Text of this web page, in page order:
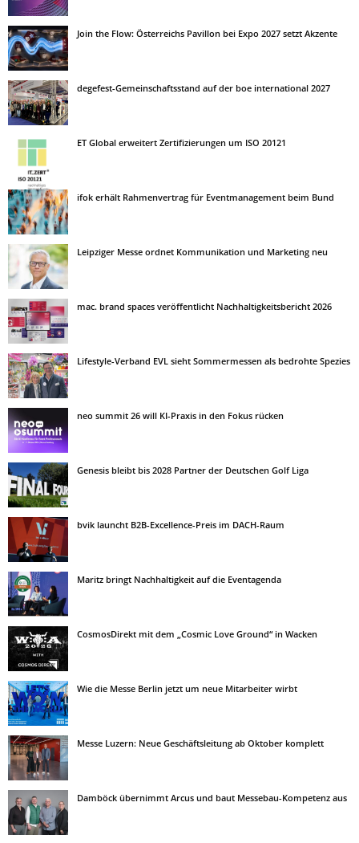
Join the Flow: Österreichs Pavillon bei Expo 2027 setzt Akzente
degefest-Gemeinschaftsstand auf der boe international 2027
ET Global erweitert Zertifizierungen um ISO 20121
ifok erhält Rahmenvertrag für Eventmanagement beim Bund
Leipziger Messe ordnet Kommunikation und Marketing neu
mac. brand spaces veröffentlicht Nachhaltigkeitsbericht 2026
Lifestyle-Verband EVL sieht Sommermessen als bedrohte Spezies
neo summit 26 will KI-Praxis in den Fokus rücken
Genesis bleibt bis 2028 Partner der Deutschen Golf Liga
bvik launcht B2B-Excellence-Preis im DACH-Raum
Maritz bringt Nachhaltigkeit auf die Eventagenda
CosmosDirekt mit dem „Cosmic Love Ground“ in Wacken
Wie die Messe Berlin jetzt um neue Mitarbeiter wirbt
Messe Luzern: Neue Geschäftsleitung ab Oktober komplett
Damböck übernimmt Arcus und baut Messebau-Kompetenz aus